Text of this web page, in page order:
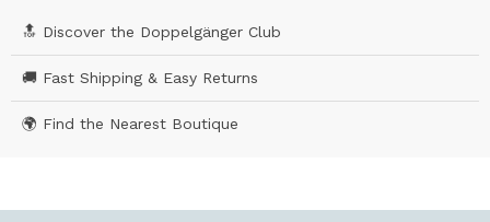
🔝 Discover the Doppelgänger Club
🚚 Fast Shipping & Easy Returns
🌍 Find the Nearest Boutique